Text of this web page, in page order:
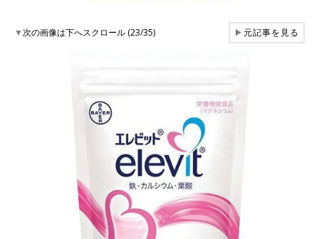
▼次の画像は下へスクロール (23/35) ▶元記事を見る